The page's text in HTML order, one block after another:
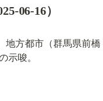
06-16）
地方都市（群馬県前橋
示唆。